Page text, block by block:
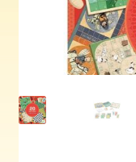
Aurinko Kustannus:
Auringon kirja- ja
Media